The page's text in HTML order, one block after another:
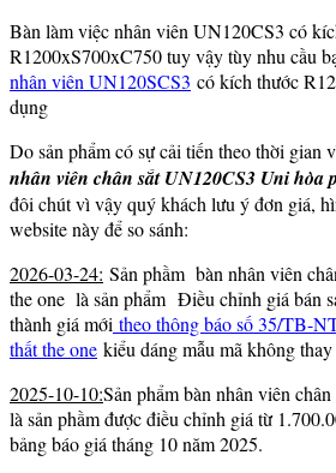
Bàn làm việc nhân viên UN120CS3 có
R1200xS700xC750 tuy vậy tùy nhu cầu
nhân viên UN120SCS3 có kích thước
dụng
Do sản phẩm có sự cải tiến theo thời gian
nhân viên chân sắt UN120CS3 Uni hòa
đôi chút vì vậy quý khách lưu ý đơn giá,
website này để so sánh:
2026-03-24: Sản phầm bàn nhân viên
the one là sản phẩm Điều chỉnh giá bán
thành giá mới theo thông báo số 35/TB-
thất the one kiểu dáng mẫu mã không
2025-10-10:Sản phẩm bàn nhân viên
là sản phầm được điều chỉnh giá từ
bảng báo giá tháng 10 năm 2025.